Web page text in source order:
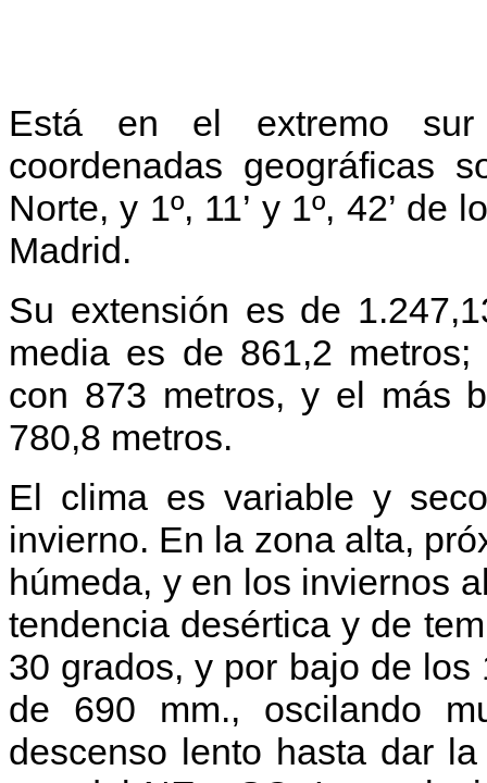
Está en el extremo
coordenadas geográficas
Norte, y 1º, 11’ y 1º, 42’
Madrid.
Su extensión es de
media es de 861,2
con 873 metros, y el más
780,8 metros.
El clima es variable y
invierno. En la zona alta,
húmeda, y en los inviernos
tendencia desértica y de
30 grados, y por bajo de
de 690 mm., oscilando
descenso lento hasta dar